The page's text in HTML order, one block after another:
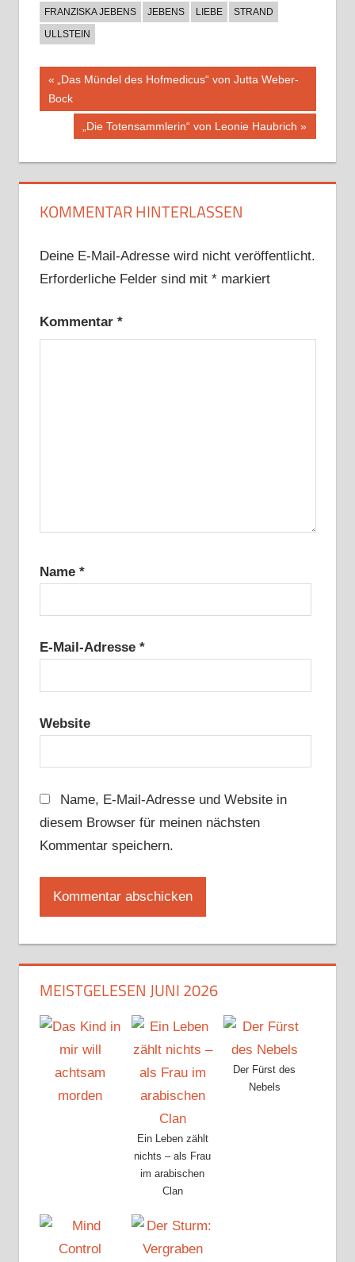
FRANZISKA JEBENS JEBENS LIEBE
STRAND
ULLSTEIN
Beitragsnavigation
Vorheriger
Beitrag:
„Das Mündel des Hofmedicus“ von Jutta Weber-
Bock
Nächster
„Die Totensammlerin“ von Leonie Haubrich
KOMMENTAR HINTERLASSEN
Deine E-Mail-Adresse wird nicht veröffentlicht.
Erforderliche Felder sind mit *markiert
Kommentar *
Name *
E-Mail-Adresse *
Website
Name, E-Mail-Adresse und Website in
diesem Browser für meinen nächsten
Kommentar speichern.
MEISTGELESEN JUNI 2026
Ein Leben zählt
nichts – als Frau
im arabischen
Clan
Der Fürst des
Nebels